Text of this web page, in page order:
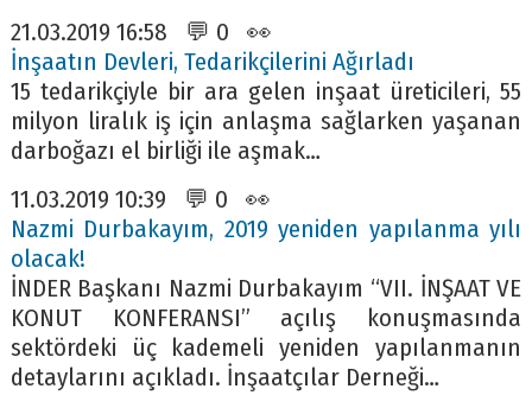
21.03.2019 16:58 💬 0 👀
İnşaatın Devleri, Tedarikçilerini Ağırladı
15 tedarikçiyle bir ara gelen inşaat üreticileri, 55
milyon liralık iş için anlaşma sağlarken yaşanan
darboğazı el birliği ile aşmak…
11.03.2019 10:39 💬 0 👀
Nazmi Durbakayım, 2019 yeniden yapılanma yılı
olacak!
İNDER Başkanı Nazmi Durbakayım “VII. İNŞAAT VE
KONUT KONFERANSI” açılış konuşmasında
sektördeki üç kademeli yeniden yapılanmanın
detaylarını açıkladı. İnşaatçılar Derneği…